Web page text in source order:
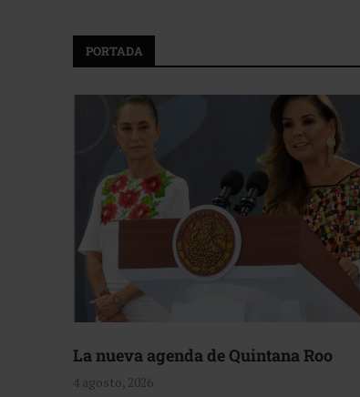
PORTADA
La nueva agenda de Quintana Roo
4 agosto, 2026